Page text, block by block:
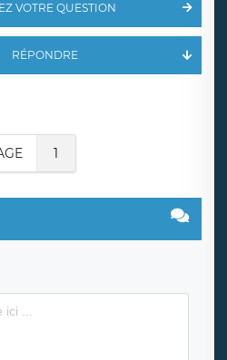
VOTRE QUESTION
RÉPONDRE
1